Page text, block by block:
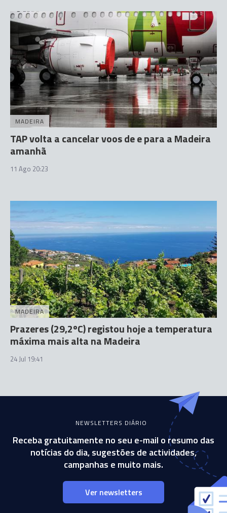
MADEIRA
TAP volta a cancelar voos de e para a Madeira
amanhã
11 Ago 20:23
MADEIRA
Prazeres (29,2ºC) registou hoje a temperatura
máxima mais alta na Madeira
24 Jul 19:41
NEWSLETTERS DIÁRIO
Receba gratuitamente no seu e-mail o resumo das
notícias do dia, sugestões de actividades,
campanhas e muito mais.
Ver newsletters